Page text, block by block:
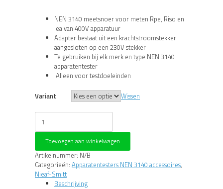
tot
€298,00
NEN 3140 meetsnoer voor meten Rpe, Riso en
Iea van 400V apparatuur
Adapter bestaat uit een krachtstroomstekker
aangesloten op een 230V stekker
Te gebruiken bij elk merk en type NEN 3140
apparatentester
Alleen voor testdoeleinden
Variant
Wissen
Nieaf-
Smitt
400V
Verloopadapter
NEN
3140
(vier
Toevoegen aan winkelwagen
Artikelnummer: N/B
Categorieën: Apparatentesters NEN 3140 accessoires,
Nieaf-Smitt
Beschrijving